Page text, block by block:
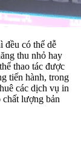
đều có thể dễ
thu nhỏ hay
thao tác được
tiến hành, trong
các dịch vụ in
chất lượng bản